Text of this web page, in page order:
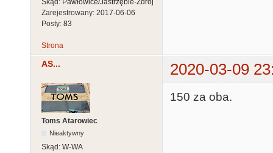
Zarejestrowany: 2017-06-06
Posty: 83
Strona
AS... 2020-03-09
Toms Atarowiec
Nieaktywny
Skąd: W-WA
150 za oba.